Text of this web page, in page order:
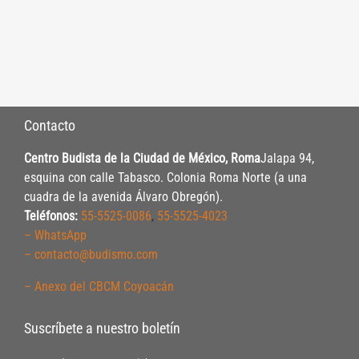
Contacto
Centro Budista de la Ciudad de México, RomaJalapa 94,
esquina con calle Tabasco. Colonia Roma Norte (a una
cuadra de la avenida Álvaro Obregón).
Teléfonos: 55-5525-0086, 55-5525-4023
– WhatsApp
– contacto@budismo.com
– Anexo del CBCM Coyoacán
Suscríbete a nuestro boletín